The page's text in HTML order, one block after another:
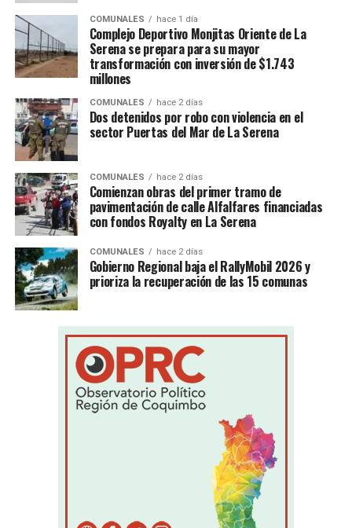
COMUNALES hace 1 día
Complejo Deportivo Monjitas Oriente de La
Serena se prepara para su mayor
transformación con inversión de $1.743
millones
COMUNALES hace 2 días
Dos detenidos por robo con violencia en el
sector Puertas del Mar de La Serena
COMUNALES hace 2 días
Comienzan obras del primer tramo de
pavimentación de calle Alfalfares financiadas
con fondos Royalty en La Serena
COMUNALES hace 2 días
Gobierno Regional baja el RallyMobil 2026 y
prioriza la recuperación de las 15 comunas